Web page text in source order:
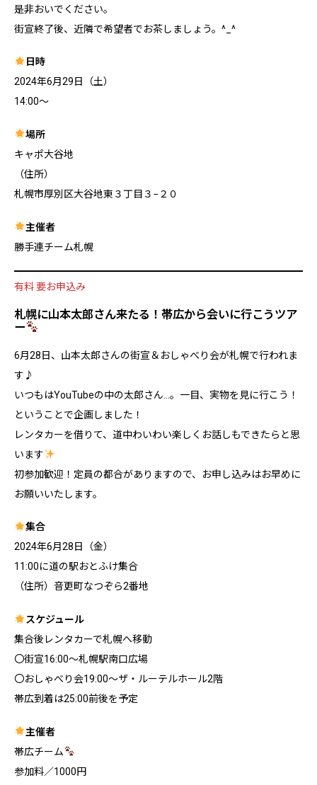
是非おいでください。
街宣終了後、近隣で希望者でお茶しましょう。^_^
日時
2024年6月29日（土）
14:00～
場所
キャポ大谷地
（住所）
札幌市厚別区大谷地東３丁目３−２０
主催者
勝手連チーム札幌
有料 要お申込み
札幌に山本太郎さん来たる！帯広から会いに行こうツア
ー
6月28日、山本太郎さんの街宣＆おしゃべり会が札幌で行われま
す♪
いつもはYouTubeの中の太郎さん…。一目、実物を見に行こう！
ということで企画しました！
レンタカーを借りて、道中わいわい楽しくお話しもできたらと思
います
初参加歓迎！定員の都合がありますので、お申し込みはお早めに
お願いいたします。
集合
2024年6月28日（金）
11:00に道の駅おとふけ集合
（住所）音更町なつぞら2番地
スケジュール
集合後レンタカーで札幌へ移動
〇街宣16:00～札幌駅南口広場
〇おしゃべり会19:00～ザ・ルーテルホール2階
帯広到着は25:00前後を予定
主催者
帯広チーム
参加料／1000円